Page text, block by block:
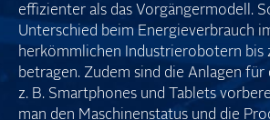
effizienter als das Vorgänger­modell.
Unterschied beim Energie­verbrauch
herkömm­lichen Industrie­robotern bis
betragen. Zudem sind die Anlagen für
z. B. Smartphones und Tablets
man den Maschinen­status und die